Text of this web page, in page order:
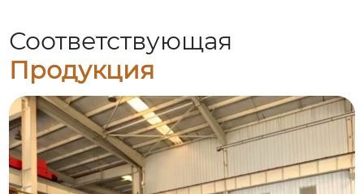
Соответствующая
Продукция